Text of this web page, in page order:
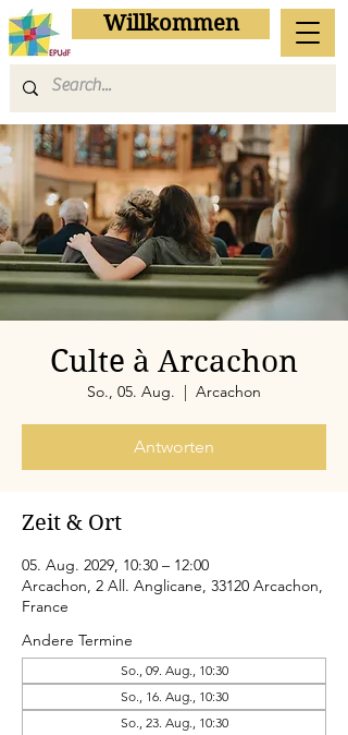
Willkommen
Culte à Arcachon
So., 05. Aug.
  |
Arcachon
Antworten
Zeit & Ort
05. Aug. 2029, 10:30 – 12:00
Arcachon, 2 All. Anglicane, 33120 Arcachon,
France
Andere Termine
So., 09. Aug., 10:30
So., 16. Aug., 10:30
So., 23. Aug., 10:30